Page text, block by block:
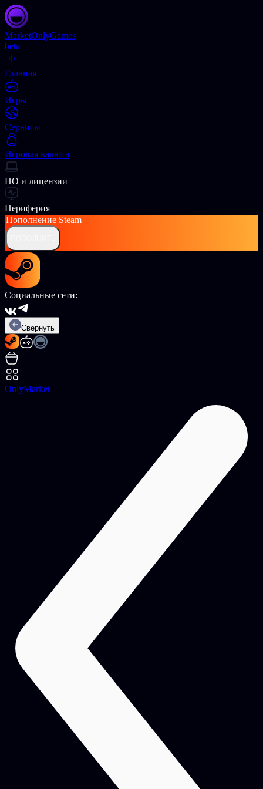
MarketOnlyGames
beta
Главная
Игры
Сервисы
Игровая валюта
ПО и лицензии
Периферия
Пополнение Steam
Социальные сети:
Свернуть
OnlyMarket